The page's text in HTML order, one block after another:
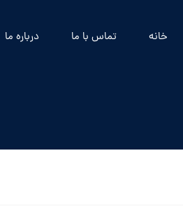
خانه تماس با ما درباره ما